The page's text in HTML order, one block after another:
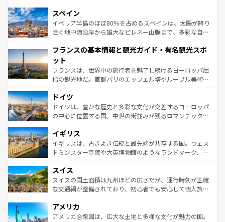
ろん、トスカーナの美しい田園風景やアマルフィ海岸の絶
景など、自然景観も見逃せない。観光の合間には、本場の
ピザやパスタなど、絶品のイタリア料理を堪能することも
ませてくれるイタリアで、忘れられない旅をしてみよう！
なお、新着のイタリア情報は
しい。
スペイン
イベリア半島のほぼ80％を占めるスペインは、太陽が降り
注ぐ地中海沿岸から雄大なピレネー山脈まで、多彩な自然
文化が根付くこの国では、情熱的なフラメンコ、熱気あふ
れる闘牛、そして美味しいタパスが生活の一部となってい
る。首都マドリードの洗練された雰囲気や、バルセロナの
アートに溢れた街角から、地方では古代ローマ遺跡や中世
せる。地方によって風土や気候が異なるスペインはその個
性で訪れる人を魅了する。 なお、新着のスペイン情報は コ
ンテンツ一覧を参照してほしい。
フランスの基本情報と観光ガイド・有名観光スポ
ット
フランスは、世界中の旅行者を魅了し続けるヨーロッパ屈
指の観光地だ。首都パリのエッフェル塔やルーブル美術館
で、幅広い魅力が詰まっている。華麗な宮殿、歴史的な大
聖堂、美しいビーチ、そして豊かな自然が、訪れる者を心
から魅了する。また、フランスは美食の国としても知ら
いる。シャンパンの発祥地であるランス、プロヴァンスの
香り高いラベンダー畑など、多彩な楽しみ方が可能だ。さ
らに、パリ以外の地域にも魅力が溢れており、どの街角に
れる地方に足を運ぶとそれぞれで全く異なる文化を体験で
きるだろう。 なお、新着のフランス情報はコンテンツ一覧
を参照してほしい。
ドイツ
ドイツは、豊かな歴史と多彩な文化が交差するヨーロッパ
の中心に位置する国。中世の街並みが残るロマンチック街
顔を持つこの国は、どこを歩いても飽きることがない。ベ
ルリンの文化的活気、バイエルン州のアルプスの絶景、そ
してライン川沿いのワイン畑といった風景は必見。ビール
は、お酒好きな人にはぜひ体験してほしい。 なお、新着の
ドイツ情報はコンテンツ一覧を参照してほしい。
イギリス
イギリスは、古きよき伝統と最先端が共存する国。ウェス
トミンスター寺院や大英博物館のようなランドマーク、歴
リアごとに異なる魅力がある。また、優雅なアフタヌーン
ティー、ビール好きにはたまらない英国パブ、サッカー観
戦など、本場だからこそできる体験も豊富。イギリスを旅
ンツ一覧を参照してほしい。
スイス
スイスの国土面積は九州ほどの広さだが、運行時刻が正確
な交通網が整備されており、初心者でも安心して個人旅行
の建物がそのまま残る町や、スイスならではのユニークな
博物館もあり、アルプス観光だけでなく町歩きも満喫する
アメリカ
アメリカ合衆国は、広大な土地と多様な文化が魅力の国。